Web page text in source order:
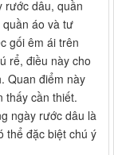
rước dâu, quần
áo và tư
gối êm ái trên
rể, điều này cho
Quan điểm này
thấy cần thiết.
ngày rước dâu là
thể đặc biệt chú ý